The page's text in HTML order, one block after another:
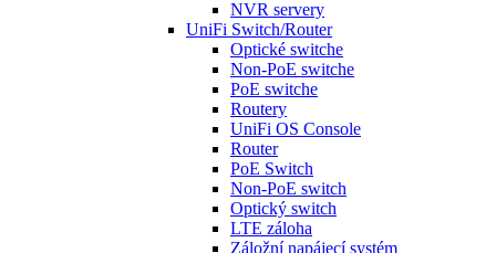
NVR servery
UniFi Switch/Router
Optické switche
Non-PoE switche
PoE switche
Routery
UniFi OS Console
Router
PoE Switch
Non-PoE switch
Optický switch
LTE záloha
Záložní napájecí systém